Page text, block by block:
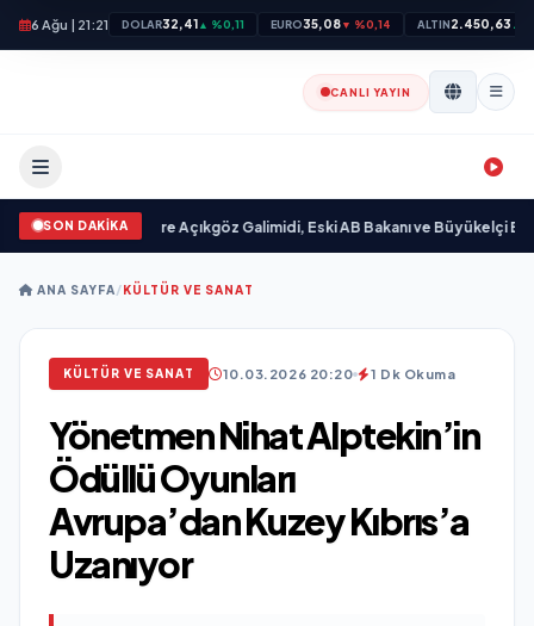
6 Ağu | 21:21 DOLAR32,41▲ %0,11 EURO35,08▼ %0,14 ALTIN2.450,63 ▲
CANLI YAYIN
SON DAKİKA
•Ali Emre Açıkgöz Galimidi, Eski AB Bakanı ve Büyükelçi
ANA SAYFA/KÜLTÜR VE SANAT
KÜLTÜR VE SANAT 10.03.2026 20:20 1 Dk Okuma
Yönetmen Nihat Alptekin’in
Ödüllü Oyunları
Avrupa’dan Kuzey Kıbrıs’a
Uzanıyor